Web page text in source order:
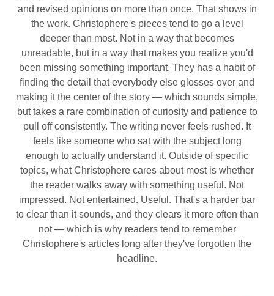
and revised opinions on more than once. That shows in
the work. Christophere's pieces tend to go a level
deeper than most. Not in a way that becomes
unreadable, but in a way that makes you realize you'd
been missing something important. They has a habit of
finding the detail that everybody else glosses over and
making it the center of the story — which sounds simple,
but takes a rare combination of curiosity and patience to
pull off consistently. The writing never feels rushed. It
feels like someone who sat with the subject long
enough to actually understand it. Outside of specific
topics, what Christophere cares about most is whether
the reader walks away with something useful. Not
impressed. Not entertained. Useful. That's a harder bar
to clear than it sounds, and they clears it more often than
not — which is why readers tend to remember
Christophere's articles long after they've forgotten the
headline.